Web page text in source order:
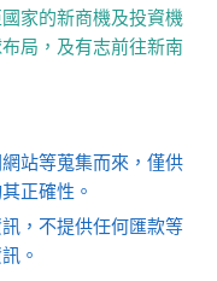
家的新商機及投資機
局，及有志前往新南
站等蒐集而來，僅供
正確性。
，不提供任何匯款等
。